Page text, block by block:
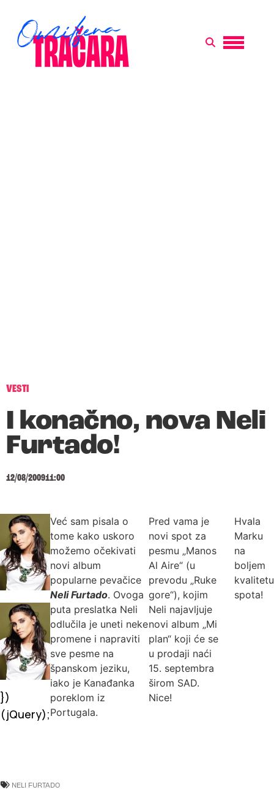
VESTI
I konačno, nova Neli
Furtado!
12/08/200911:00
})
(jQuery);
Već sam pisala o
tome kako uskoro
možemo očekivati
novi album
popularne pevačice
Neli Furtado. Ovoga
puta preslatka Neli
odlučila je uneti neke
promene i napraviti
sve pesme na
španskom jeziku,
iako je Kanađanka
poreklom iz
Portugala.
Pred vama je
novi spot za
pesmu „Manos
Al Aire“ (u
prevodu „Ruke
gore“), kojim
Neli najavljuje
novi album „Mi
plan“ koji će se
u prodaji naći
15. septembra
širom SAD.
Nice!
Hvala
Marku
na
boljem
kvalitetu
spota!
NELI FURTADO